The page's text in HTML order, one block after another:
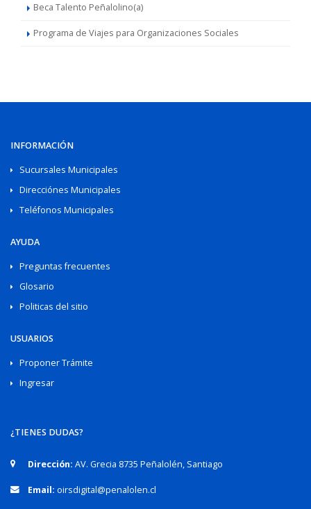
Beca Talento Peñalolino(a)
Programa de Viajes para Organizaciones Sociales
INFORMACIÓN
Sucursales Municipales
Direcciónes Municipales
Teléfonos Municipales
AYUDA
Preguntas frecuentes
Glosario
Politicas del sitio
USUARIOS
Proponer Trámite
Ingresar
¿TIENES DUDAS?
Dirección: AV. Grecia 8735 Peñalolén, Santiago
Email: oirsdigital@penalolen.cl